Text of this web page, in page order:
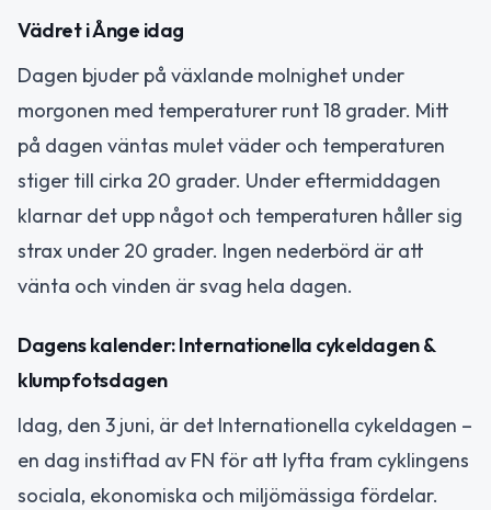
Vädret i Ånge idag
Dagen bjuder på växlande molnighet under
morgonen med temperaturer runt 18 grader. Mitt
på dagen väntas mulet väder och temperaturen
stiger till cirka 20 grader. Under eftermiddagen
klarnar det upp något och temperaturen håller sig
strax under 20 grader. Ingen nederbörd är att
vänta och vinden är svag hela dagen.
Dagens kalender: Internationella cykeldagen &
klumpfotsdagen
Idag, den 3 juni, är det Internationella cykeldagen –
en dag instiftad av FN för att lyfta fram cyklingens
sociala, ekonomiska och miljömässiga fördelar.